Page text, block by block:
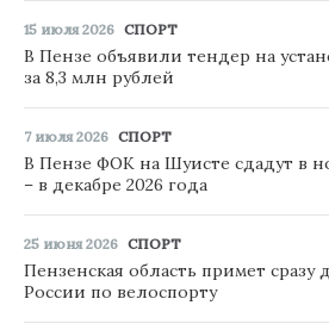
15 июля 2026 СПОРТ
В Пензе объявили тендер на
за 8,3 млн рублей
7 июля 2026 СПОРТ
В Пензе ФОК на Шуисте сдадут в
– в декабре 2026 года
25 июня 2026 СПОРТ
Пензенская область примет сразу
России по велоспорту